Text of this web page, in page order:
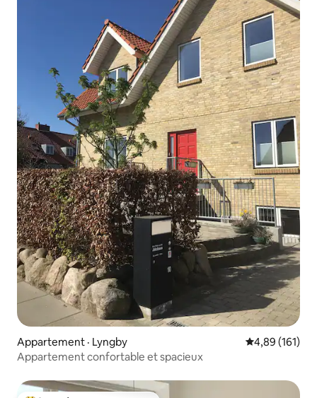
Appartement · Lyngby Note
4,89 (161)
Appartement confortable et spacieux